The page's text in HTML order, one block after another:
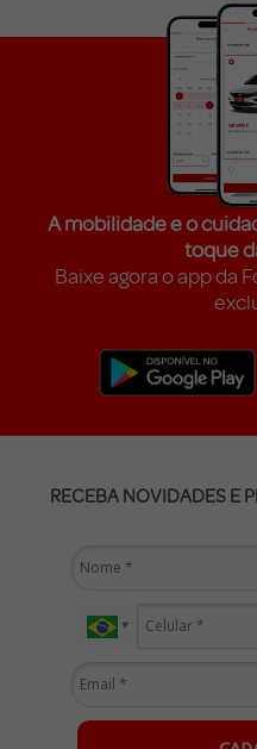
A mobilidade e o
toque
Baixe agora o app da
RECEBA NOVIDADES E